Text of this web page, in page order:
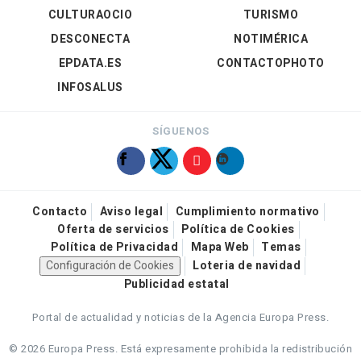
CULTURAOCIO
DESCONECTA
EPDATA.ES
INFOSALUS
TURISMO
NOTIMÉRICA
CONTACTOPHOTO
SÍGUENOS
Contacto Aviso legal
Cumplimiento normativo
Oferta de servicios
Política de Cookies
Política de Privacidad
Mapa Web
Temas
Configuración de Cookies
Loteria de navidad
Publicidad estatal
Portal de actualidad y noticias de la Agencia Europa Press.
© 2026 Europa Press. Está expresamente prohibida la redistribución